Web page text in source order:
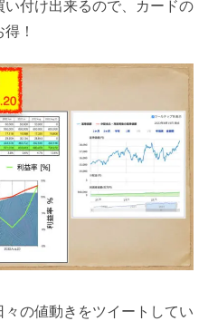
付け出来るので、カードの
！
の値動きをツイートしてい